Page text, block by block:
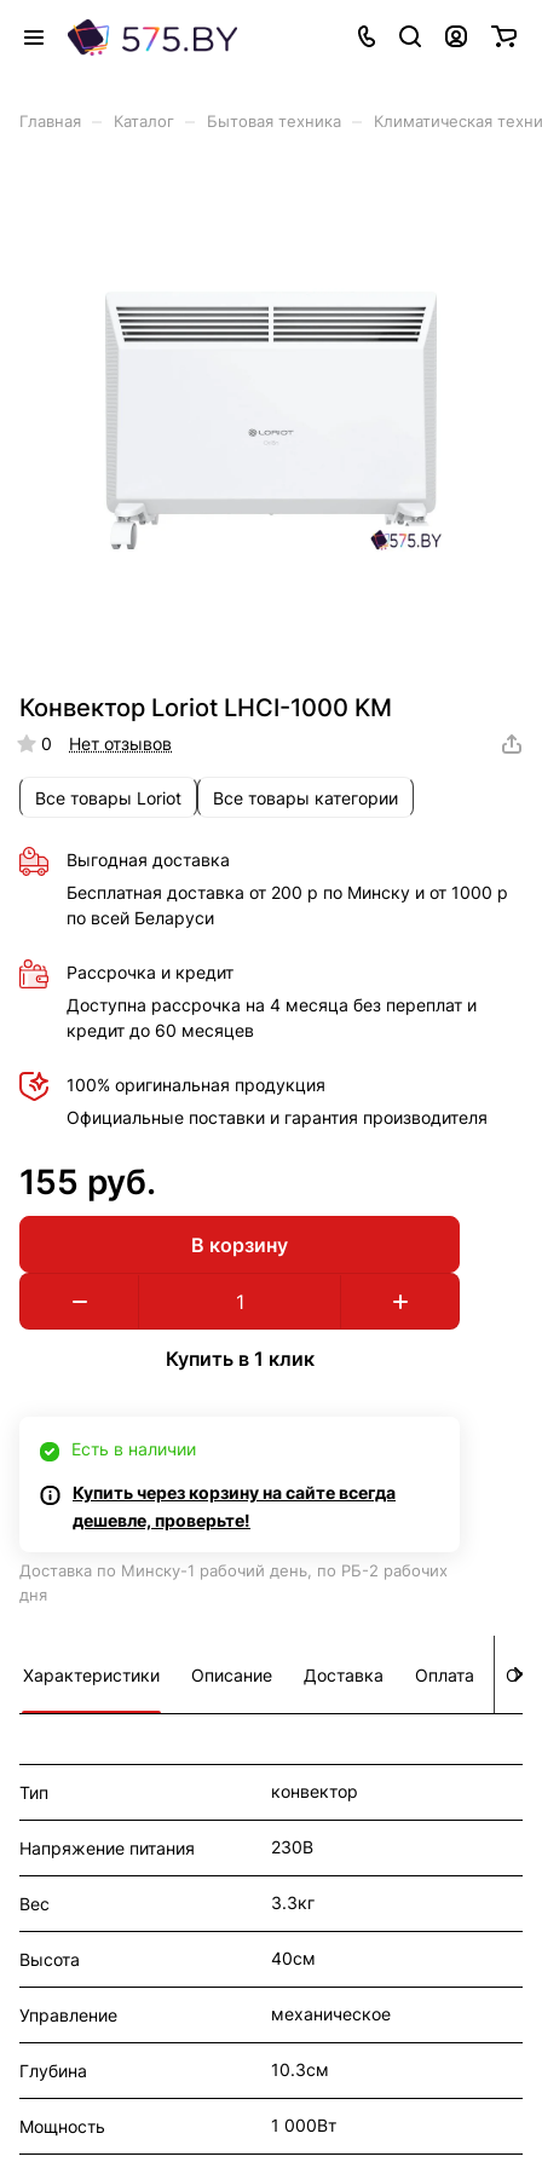
Главная Каталог Бытовая техника Климатическая
Конвектор Loriot LHCI-1000 KM
0 Нет отзывов
Все товары Loriot Все товары категории
Выгодная доставка
Бесплатная доставка от 200 р по Минску и от 1000 р
по всей Беларуси
Рассрочка и кредит
Доступна рассрочка на 4 месяца без переплат и
кредит до 60 месяцев
100% оригинальная продукция
Официальные поставки и гарантия производителя
155 руб.
В корзину
Купить в 1 клик
Есть в наличии
Купить через корзину на сайте всегда
дешевле, проверьте!
Доставка по Минску-1 рабочий день, по РБ-2 рабочих
дня
Характеристики Описание Доставка Оплата
Тип конвектор
Напряжение питания 230В
Вес 3.3кг
Высота 40см
Управление механическое
Глубина 10.3см
Мощность 1 000Вт